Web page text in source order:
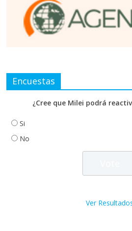
Encuestas
¿Cree que Milei podrá
Si
No
Ver